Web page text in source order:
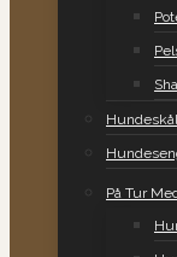
På Tur